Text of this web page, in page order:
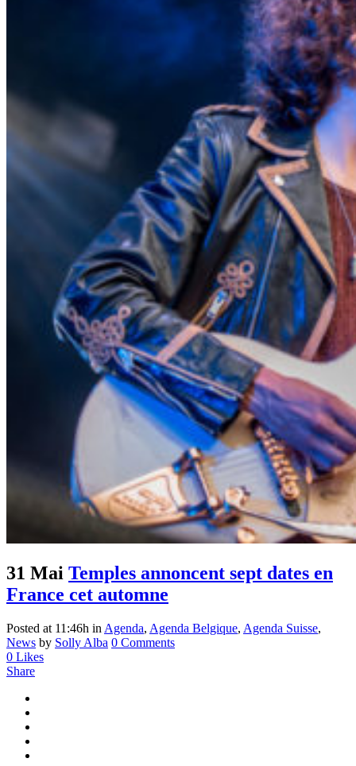
31 Mai Temples annoncent sept dates en
France cet automne
Posted at 11:46h in Agenda, Agenda Belgique, Agenda Suisse,
News by Solly Alba 0 Comments
0 Likes
Share